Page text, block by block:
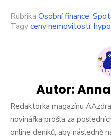
Rubrika Osobní finance,
Tagyceny nemovitostí,
Autor:
Redaktorka magazínu
novinářka prošla za
online deníků, aby následně